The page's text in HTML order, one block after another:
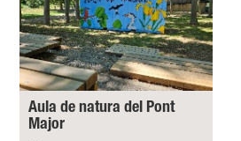
Aula de natura del Pont
Major